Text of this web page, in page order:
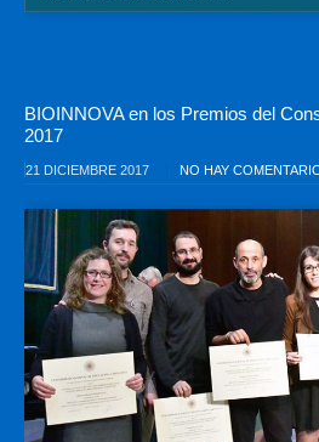
BIOINNOVA en los Premios del
2017
21 DICIEMBRE 2017 NO HAY